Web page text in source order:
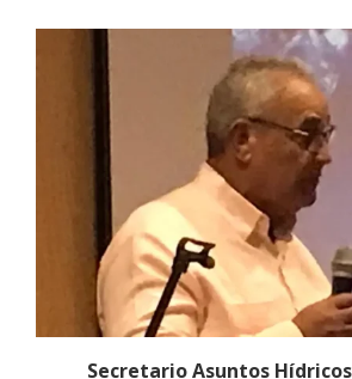
Secretario Asuntos